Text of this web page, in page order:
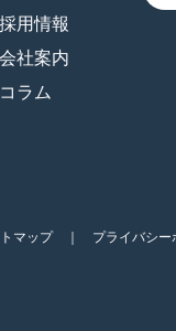
採用情報
会社案内
コラム
マップ｜ プライバシー